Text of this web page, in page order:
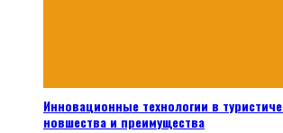
Инновационные технологии в
новшества и преимущества